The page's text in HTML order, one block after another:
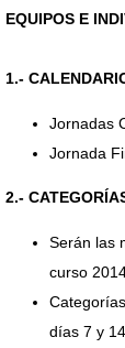
EQUIPOS E
1.-
Jornadas
Jornada
2.-
Serán las
curso
días 7 y